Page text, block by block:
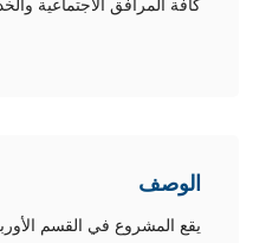
كافة المرافق الاجتماعية
الوصف
يقع المشروع في القسم